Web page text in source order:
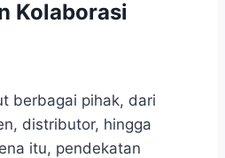
Kolaborasi
berbagai pihak, dari
distributor, hingga
itu, pendekatan